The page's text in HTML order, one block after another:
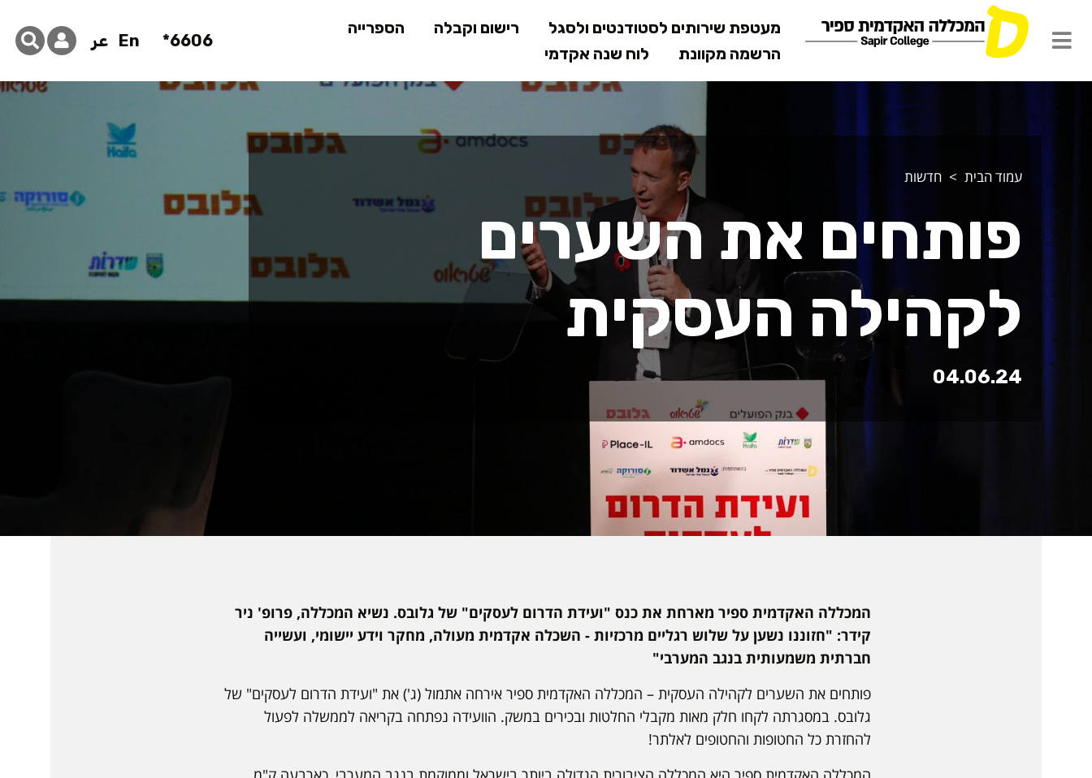
לתוכן
המרכזי
מעטפת שירותים לסטודנטים ולסגל רישום וקבלה
הספרייה
הרשמה מקוונת
לוח שנה אקדמי
6606*
En عر
עמוד הבית חדשות
פותחים את השערים
לקהילה העסקית
04.06.24
המכללה האקדמית ספיר מארחת את כנס "ועידת הדרום לעסקים" של גלובס. נשיא המכללה, פרופ' ניר
קידר: "חזוננו נשען על שלוש רגליים מרכזיות - השכלה אקדמית מעולה, מחקר וידע יישומי, ועשייה
חברתית משמעותית בנגב המערבי"
פותחים את השערים לקהילה העסקית – המכללה האקדמית ספיר אירחה אתמול (ג') את "ועידת הדרום לעסקים" של
גלובס. במסגרתה לקחו חלק מאות מקבלי החלטות ובכירים במשק. הוועידה נפתחה בקריאה לממשלה לפעול
להחזרת כל החטופות והחטופים לאלתר!